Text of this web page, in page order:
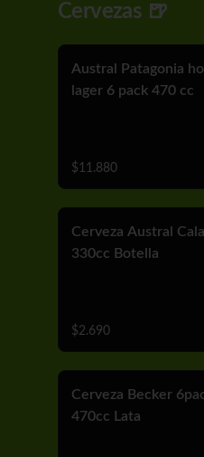
Cervezas 🍺
Austral Patagonia
lager 6 pack 470 cc
$11.880
Cerveza Austral
330cc Botella
$2.690
Cerveza Becker
470cc Lata